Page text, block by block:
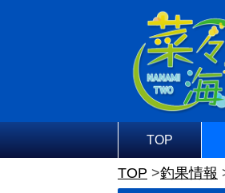
TOP
TOP 釣果情報